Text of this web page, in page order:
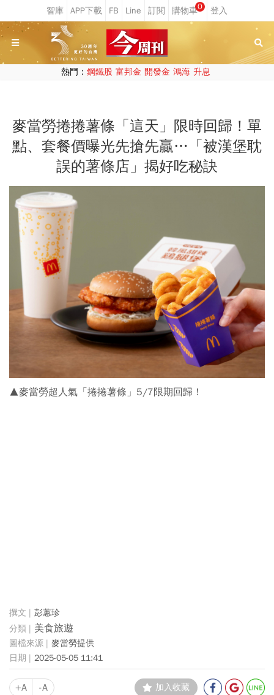
0
熱門： 鋼鐵股 富邦金 開發金 鴻海 升息
麥當勞捲捲薯條「這天」限時回歸！單
點、套餐價曝光先搶先贏…「被漢堡耽
誤的薯條店」揭好吃秘訣
▲麥當勞超人氣「捲捲薯條」5/7限期回歸！
彭蕙珍
美食旅遊
麥當勞提供
2025-05-05 11:41
+A -A 加入收藏